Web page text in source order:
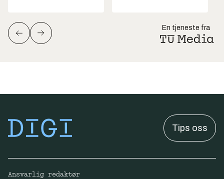
En tjeneste fra
Tips oss
Ansvarlig redaktør